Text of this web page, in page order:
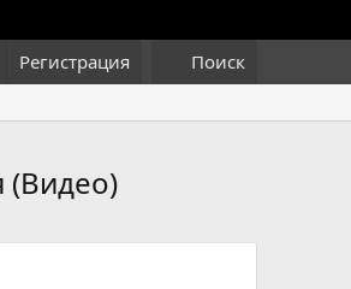
Регистрация Поиск
(Видео)